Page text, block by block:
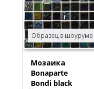
Образец в шоуруме
Мозаика
Bonaparte
Bondi black